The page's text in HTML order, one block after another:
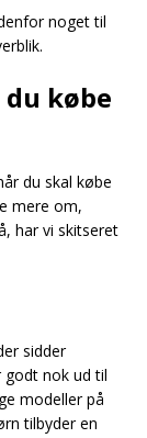
noget til
købe
du skal købe
mere om,
har vi skitseret
sidder
godt nok ud til
modeller på
tilbyder en